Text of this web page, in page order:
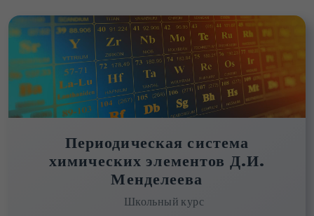
Периодическая система
химических элементов Д.И.
Менделеева
Школьный курс